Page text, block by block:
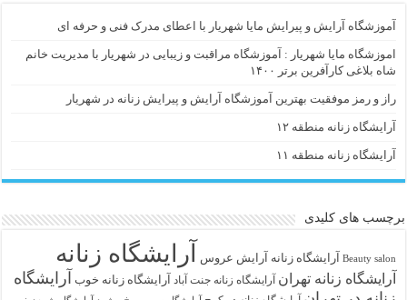
آموزشگاه آرایش و پیرایش مایا شهریار با اعطای مدرک فنی و حرفه ای
اموزشگاه مایا شهریار : آموزشگاه مراقبت و زیبایی در شهریار با مدیریت خانم
شاه بلاغی کارآفرین برتر ۱۴۰۰
راز و رمز موفقیت بهترین آموزشگاه آرایش و پیرایش زنانه در شهریار
آرایشگاه زنانه منطقه ۱۲
آرایشگاه زنانه منطقه ۱۱
برچسب های کلیدی
Beauty salon آرايشگاه زنانه آرایش عروس آرایشگاه زنانه
آرایشگاه زنانه تهران آرایشگاه زنانه جنت آباد آرایشگاه زنانه خوب آرایشگاه